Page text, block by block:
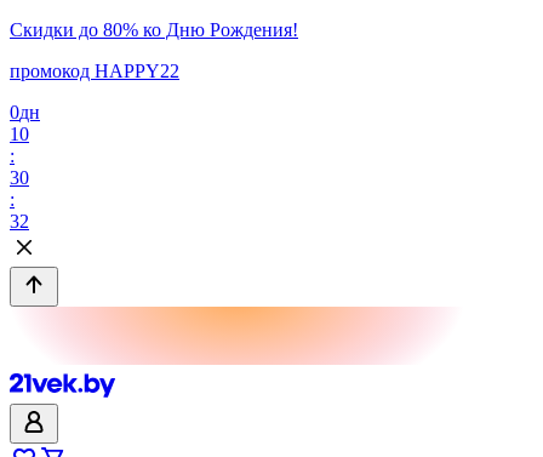
Скидки до 80% ко Дню Рождения!
промокод HAPPY22
0дн
10
:
30
:
32